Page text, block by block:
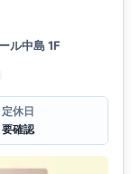
ル中島 1F
定休日
要確認